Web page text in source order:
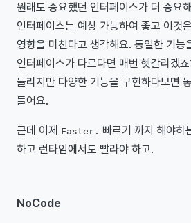
원래도 중요했던 인터페이스가 더 중요
인터페이스는 예상 가능하여 좋고 이것
영향을 미친다고 생각해요. 동일한 기능
인터페이스가 다르다면 매번 헷갈리겠
들리지만 다양한 기능을 구현하다보면
들어요.
근데 이제 Faster. 빠르기 까지 해야하
하고 런타임에서도 빨라야 하고.
NoCode